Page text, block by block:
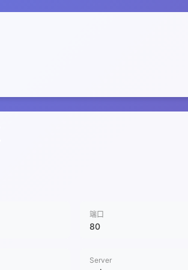
端口
80
Server